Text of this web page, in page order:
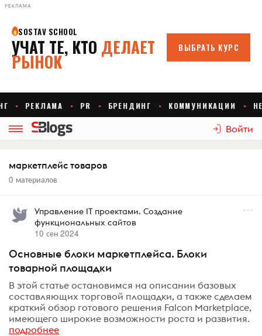
РЕКЛАМА
Войти
маркетплейс товаров
0 материалов
Управление IT проектами. Создание
функциональных сайтов
10 сен 2024
Основные блоки маркетплейса. Блоки
товарной площадки
В этой статье остановимся на описании базовых
составляющих торговой площадки, а также сделаем
краткий обзор готового решения Falcon Marketplace,
имеющего широкие возможности роста и развития.
подробнее